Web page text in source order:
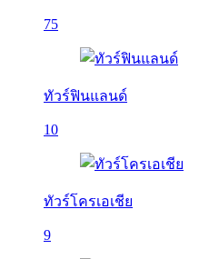
75
ทัวร์ฟินแลนด์
10
ทัวร์โครเอเชีย
9